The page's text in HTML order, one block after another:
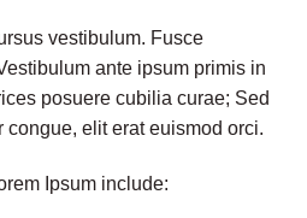
vestibulum. Fusce
ante ipsum primis in
posuere cubilia curae; Sed
elit erat euismod orci.
Ipsum include: